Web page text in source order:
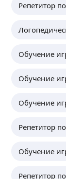
Репетитор
Обучение
Обучение
Обучение
Репетитор
Обучение
Репетитор